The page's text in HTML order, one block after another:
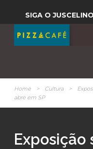
SIGA O
Home > Cultura >
abre em SP
Exposição